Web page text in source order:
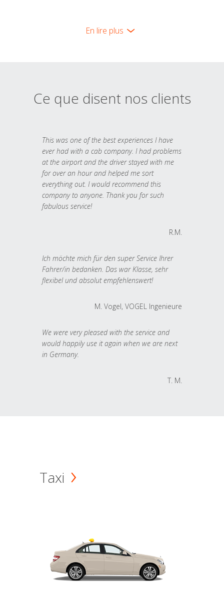
En lire plus
Ce que disent nos clients
This was one of the best experiences I have
ever had with a cab company. I had problems
at the airport and the driver stayed with me
for over an hour and helped me sort
everything out. I would recommend this
company to anyone. Thank you for such
fabulous service!
R.M.
Ich möchte mich für den super Service Ihrer
Fahrer/in bedanken. Das war Klasse, sehr
flexibel und absolut empfehlenswert!
M. Vogel, VOGEL Ingenieure
We were very pleased with the service and
would happily use it again when we are next
in Germany.
T. M.
Taxi